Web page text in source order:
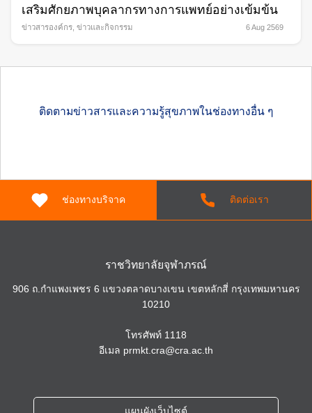
เสริมศักยภาพบุคลากรทางการแพทย์อย่างเข้มข้น
ข่าวสารองค์กร ข่าวและกิจกรรม 6 Aug 2569
ติดตามข่าวสารและความรู้สุขภาพในช่องทางอื่น ๆ
ช่องทางบริจาค ติดต่อเรา
ราชวิทยาลัยจุฬาภรณ์
906 ถ.กำแพงเพชร 6 แขวงตลาดบางเขน เขตหลักสี่ กรุงเทพมหานคร
10210
โทรศัพท์ 1118
อีเมล prmkt.cra@cra.ac.th